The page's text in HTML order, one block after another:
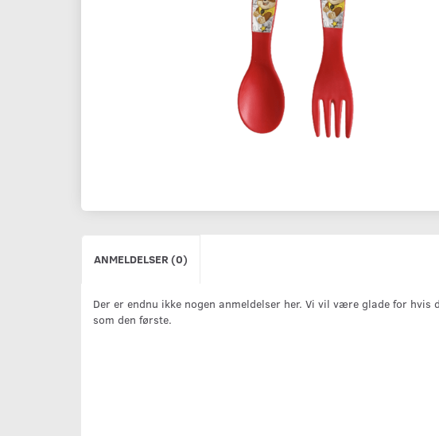
ANMELDELSER (0)
Der er endnu ikke nogen anmeldelser her. Vi vil være glade for hvis
som den første.